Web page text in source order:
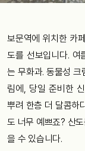
보문역에 위치한 카
도를 선보입니다. 여
는 무화과. 동물성
림에, 당일 준비한
뿌려 한층 더 달콤하
도 너무 예쁘죠? 산
을 수 있습니다.